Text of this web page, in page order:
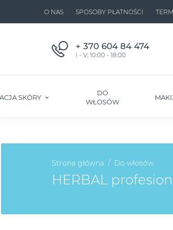
O NAS SPOSOBY PŁATNOŚCI
+ 370 604 84 474
I - V: 10:00 - 18:00
SKÓRY
DO
WŁOSÓW
Strona główna Do włosów
HERBAL